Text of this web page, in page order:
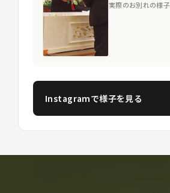
実際のお別れの様
Instagramで様子を見る